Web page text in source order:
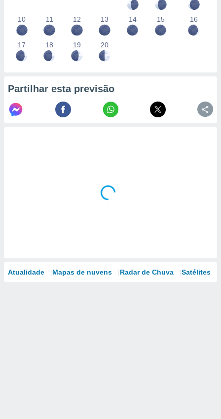
10 11 12 13 14 15 16
17 18 19 20
Partilhar esta previsão
Atualidade Mapas de nuvens Radar de Chuva Satélites